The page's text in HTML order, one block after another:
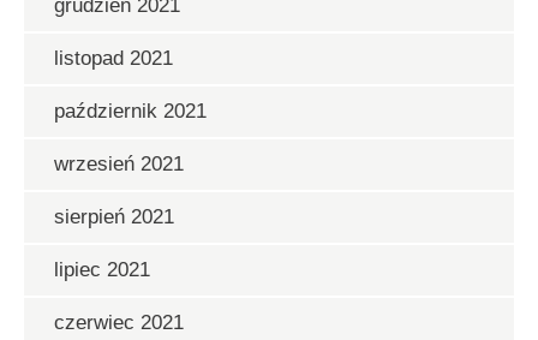
grudzień 2021
listopad 2021
październik 2021
wrzesień 2021
sierpień 2021
lipiec 2021
czerwiec 2021